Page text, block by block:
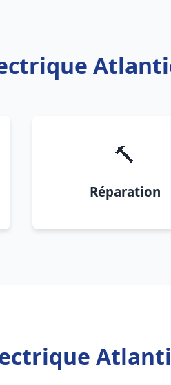
🔨
Réparation